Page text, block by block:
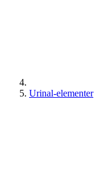
Urinal-elementer